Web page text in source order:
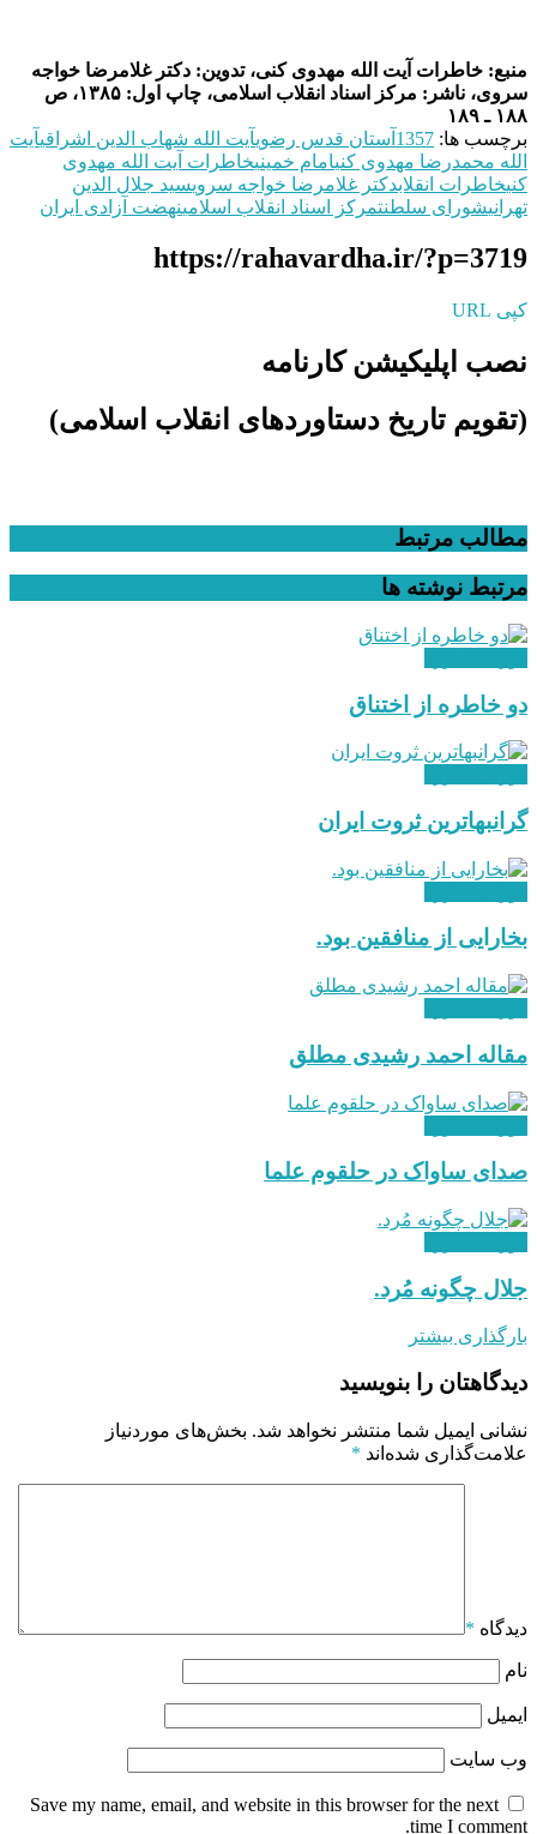
منبع: خاطرات آیت الله مهدوی کنی، تدوین: دکتر غلامرضا خواجه
سروی، ناشر: مرکز اسناد انقلاب اسلامی، چاپ اول: ۱۳۸۵، ص
۱۸۸ ـ ۱۸۹
برچسب ها: 1357 آستان قدس رضویآیت الله شهاب‌ الدین اشراقیآیت
الله محمدرضا مهدوی کنیامام خمینیخاطرات آیت الله مهدوی
کنیخاطرات انقلابدکتر غلامرضا خواجه سرویسید جلال الدین
تهرانیشورای سلطنتمرکز اسناد انقلاب اسلامینهضت آزادی ایران
https://rahavardha.ir/?p=3719
کپی URL
نصب اپلیکیشن کارنامه
(تقویم تاریخ دستاوردهای انقلاب اسلامی​)
مطالب مرتبط
مرتبط نوشته ها
دو خاطره از اختناق
گرانبهاترین ثروت ایران
بخارایی از منافقین بود.
مقاله احمد رشیدی مطلق
صدای ساواک در حلقوم علما
جلال چگونه مُرد.
بارگذاری بیشتر
دیدگاهتان را بنویسید
نشانی ایمیل شما منتشر نخواهد شد. بخش‌های موردنیاز
علامت‌گذاری شده‌اند *
دیدگاه *
نام
ایمیل
وب‌ سایت
Save my name, email, and website in this browser for the next
time I comment.